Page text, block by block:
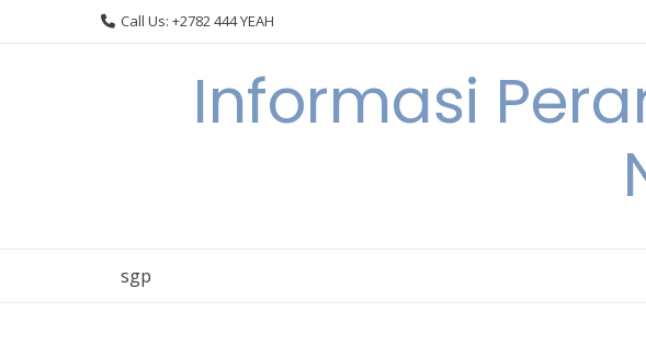
Call Us: +2782 444 YEAH
Informasi
sgp